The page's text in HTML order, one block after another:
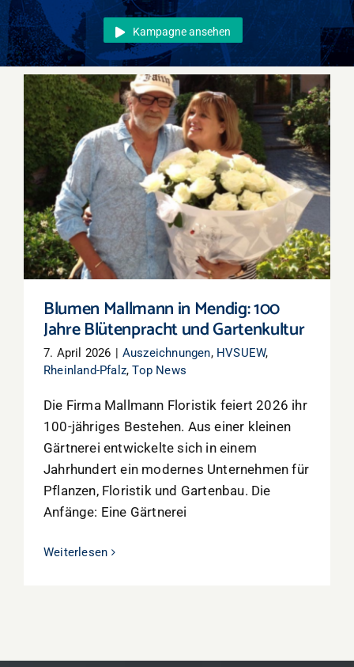
Events
Überregional
Jobs
Newsletter
Kontakt
Kampagne ansehen
Blumen Mallmann in Mendig: 100 Jahre
Blütenpracht und Gartenkultur
Blumen Mallmann in Mendig: 100
Jahre Blütenpracht und Gartenkultur
7. April 2026 | Auszeichnungen, HVSUEW,
Rheinland-Pfalz,Top News
Die Firma Mallmann Floristik feiert 2026 ihr
100-jähriges Bestehen. Aus einer kleinen
Gärtnerei entwickelte sich in einem
Jahrhundert ein modernes Unternehmen für
Pflanzen, Floristik und Gartenbau. Die
Anfänge: Eine Gärtnerei
Weiterlesen